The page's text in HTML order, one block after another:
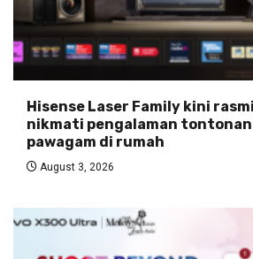
Hisense Laser Family kini
nikmati pengalaman
pawagam di rumah
August 3, 2026